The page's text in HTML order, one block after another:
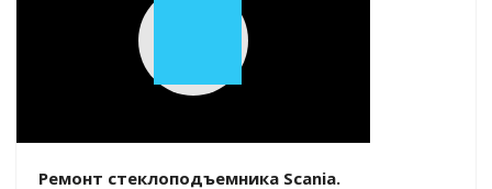
Play
Ремонт стеклоподъемника Scania.